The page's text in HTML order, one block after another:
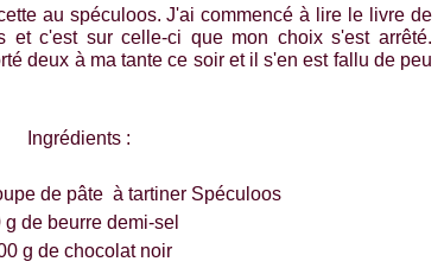
au spéculoos. J'ai commencé à lire le livre de
et c'est sur celle-ci que mon choix s'est arrêté.
deux à ma tante ce soir et il s'en est fallu de peu
Ingrédients :
de pâte à tartiner Spéculoos
g de beurre demi-sel
g de chocolat noir